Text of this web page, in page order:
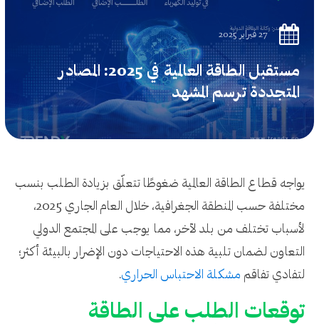
27 فبراير 2025
مستقبل الطاقة العالمية في 2025: المصادر
المتجددة ترسم المشهد
يواجه قطاع الطاقة العالمية ضغوطًا تتعلّق بزيادة الطلب بنسب
مختلفة حسب المنطقة الجغرافية، خلال العام الجاري 2025،
لأسباب تختلف من بلد لآخر، مما يوجب على المجتمع الدولي
التعاون لضمان تلبية هذه الاحتياجات دون الإضرار بالبيئة أكثر؛
لتفادي تفاقم مشكلة الاحتباس الحراري.
توقعات الطلب على الطاقة